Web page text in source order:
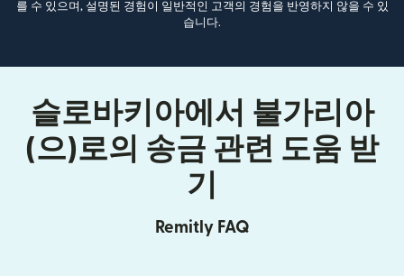
를 수 있으며, 설명된 경험이 일반적인 고객의 경험을 반영하지 않을 수 있
습니다.
슬로바키아에서 불가리아
(으)로의 송금 관련 도움 받
기
Remitly FAQ